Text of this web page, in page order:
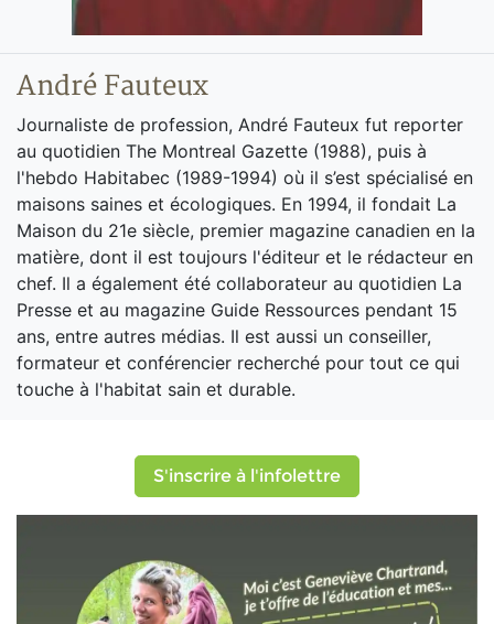
André Fauteux
Journaliste de profession, André Fauteux fut reporter
au quotidien The Montreal Gazette (1988), puis à
l'hebdo Habitabec (1989-1994) où il s’est spécialisé en
maisons saines et écologiques. En 1994, il fondait La
Maison du 21e siècle, premier magazine canadien en la
matière, dont il est toujours l'éditeur et le rédacteur en
chef. Il a également été collaborateur au quotidien La
Presse et au magazine Guide Ressources pendant 15
ans, entre autres médias. Il est aussi un conseiller,
formateur et conférencier recherché pour tout ce qui
touche à l'habitat sain et durable.
S'inscrire à l'infolettre